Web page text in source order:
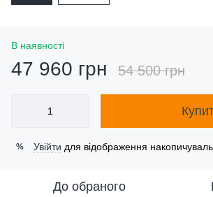
В наявності
47 960 грн 54 500 грн
% Увійти для відображення
До обраного